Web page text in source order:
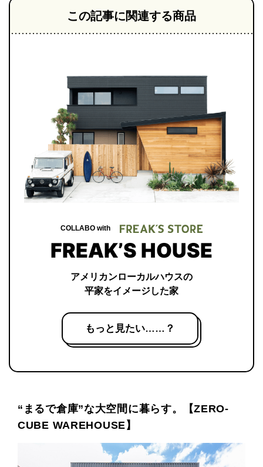
この記事に関連する商品
COLLABO with
FREAK’S HOUSE
アメリカンローカルハウスの
平家をイメージした家
もっと見たい……？
“まるで倉庫”な大空間に暮らす。【ZERO-
CUBE WAREHOUSE】